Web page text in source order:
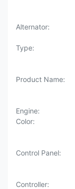
Alternator:
Type:
Product Name:
Engine:
Color:
Control Panel:
Controller: